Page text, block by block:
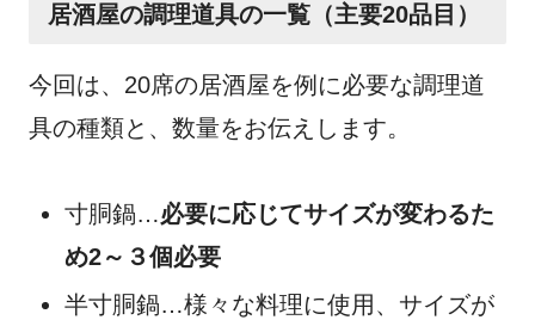
居酒屋の調理道具の一覧（主要20品目）
今回は、20席の居酒屋を例に必要な調理道
具の種類と、数量をお伝えします。
寸胴鍋…必要に応じてサイズが変わるた
め2～３個必要
半寸胴鍋…様々な料理に使用、サイズが